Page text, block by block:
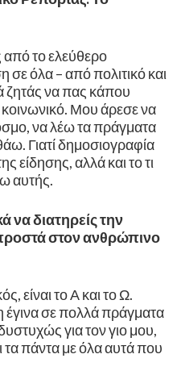
από το ελεύθερο
σε όλα – από πολιτικό και
ζητάς να πας κάπου
Μου άρεσε να
να λέω τα πράγματα
Γιατί δημοσιογραφία
είδησης, αλλά και το τι
αυτής.
να διατηρείς την
στον ανθρώπινο
είναι το Α και το Ω.
σε πολλά πράγματα
για τον γιο μου,
τα πάντα με όλα αυτά που